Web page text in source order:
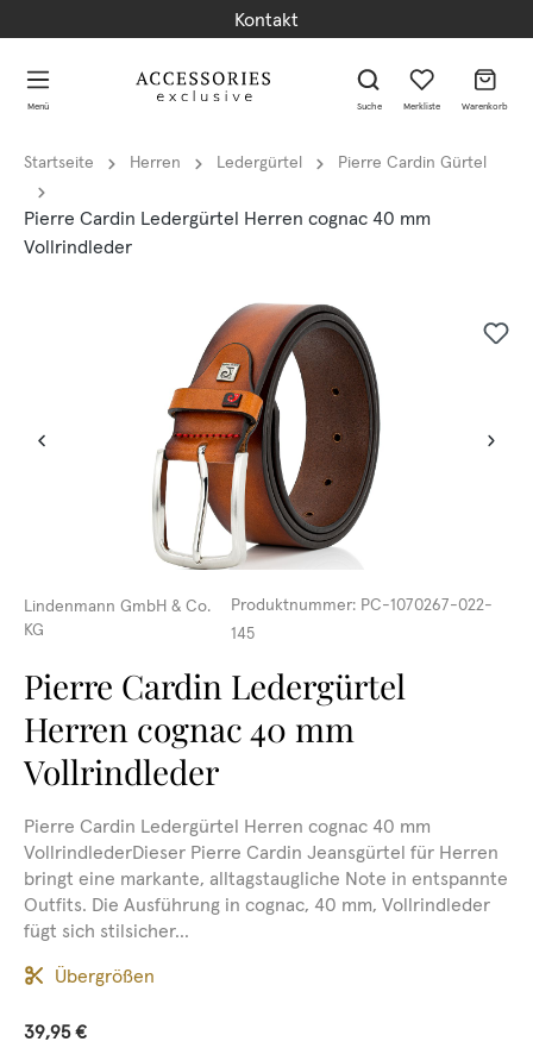
Kontakt
Menü Suche Merkliste Warenkorb
Startseite Herren Ledergürtel Pierre Cardin Gürtel
Pierre Cardin Ledergürtel Herren cognac 40 mm
Vollrindleder
Lindenmann GmbH & Co.
KG
Produktnummer: PC-1070267-022-
145
Pierre Cardin Ledergürtel
Herren cognac 40 mm
Vollrindleder
Pierre Cardin Ledergürtel Herren cognac 40 mm
VollrindlederDieser Pierre Cardin Jeansgürtel für Herren
bringt eine markante, alltagstaugliche Note in entspannte
Outfits. Die Ausführung in cognac, 40 mm, Vollrindleder
fügt sich stilsicher...
Übergrößen
39,95 €